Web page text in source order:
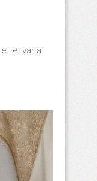
vár a